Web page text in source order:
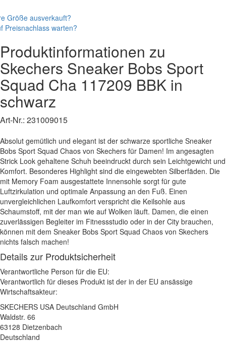
Größe ausverkauft?
Preisnachlass warten?
Produktinformationen zu
Skechers Sneaker Bobs Sport
Squad Cha 117209 BBK in
schwarz
Art-Nr.: 231009015
Absolut gemütlich und elegant ist der schwarze sportliche Sneaker
Bobs Sport Squad Chaos von Skechers für Damen! Im angesagten
Strick Look gehaltene Schuh beeindruckt durch sein Leichtgewicht und
Komfort. Besonderes Highlight sind die eingewebten Silberfäden. Die
mit Memory Foam ausgestattete Innensohle sorgt für gute
Luftzirkulation und optimale Anpassung an den Fuß. Einen
unvergleichlichen Laufkomfort verspricht die Keilsohle aus
Schaumstoff, mit der man wie auf Wolken läuft. Damen, die einen
zuverlässigen Begleiter im Fitnessstudio oder in der City brauchen,
können mit dem Sneaker Bobs Sport Squad Chaos von Skechers
nichts falsch machen!
Details zur Produktsicherheit
Verantwortliche Person für die EU:
Verantwortlich für dieses Produkt ist der in der EU ansässige
Wirtschaftsakteur:
SKECHERS USA Deutschland GmbH
Waldstr. 66
63128 Dietzenbach
Deutschland